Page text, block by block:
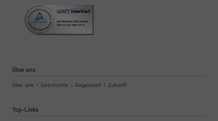
Über uns
Navigation
Über uns Geschichte Gegenwart Zukunft
Top-Links